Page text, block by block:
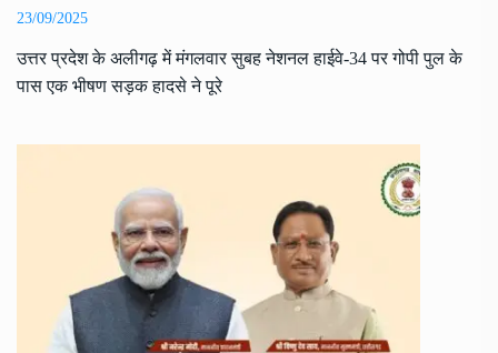
23/09/2025
उत्तर प्रदेश के अलीगढ़ में मंगलवार सुबह नेशनल हाईवे-34 पर गोपी पुल के
पास एक भीषण सड़क हादसे ने पूरे